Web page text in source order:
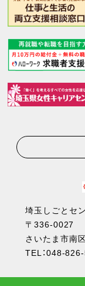
埼玉しごとセ
〒336-0027
さいたま市南
TEL：048-